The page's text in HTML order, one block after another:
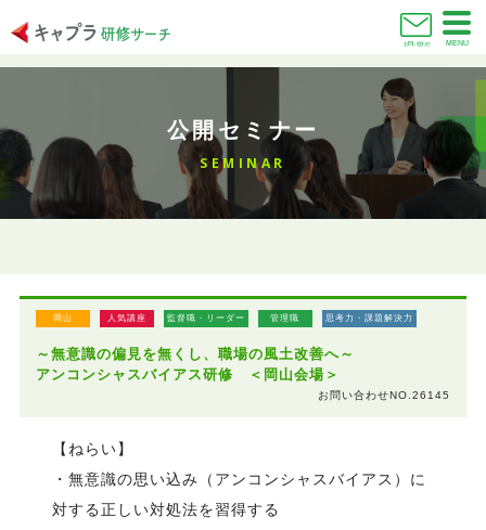
お問い合わせ MENU
公開セミナー
SEMINAR
岡山 人気講座 監督職・リーダー 管理職 思考力・課題解決力
～無意識の偏見を無くし、職場の風土改善へ～
アンコンシャスバイアス研修 ＜岡山会場＞
お問い合わせNO.26145
【ねらい】
・無意識の思い込み（アンコンシャスバイアス）に
対する正しい対処法を習得する